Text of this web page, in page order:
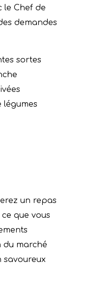
le Chef de
demandes
sortes
légumes
un repas
que vous
du marché
savoureux